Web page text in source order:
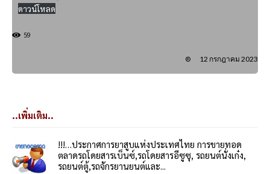
ดาวน์โหลด
59
12 กรกฎาคม 2023
..เพิ่มเติม..
!!!…ประกาศการยาสูบแห่งประเทศไทย การขายทอด
ตลาดรถโดยสารเบ็นซ์,รถโดยสารอีซูซุ, รถยนต์นั่งเก๋ง,
รถยนต์ตู้,รถจักรยานยนต์และ...